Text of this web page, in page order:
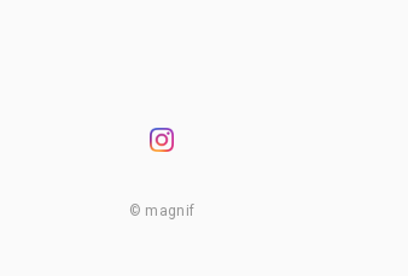
© magnif